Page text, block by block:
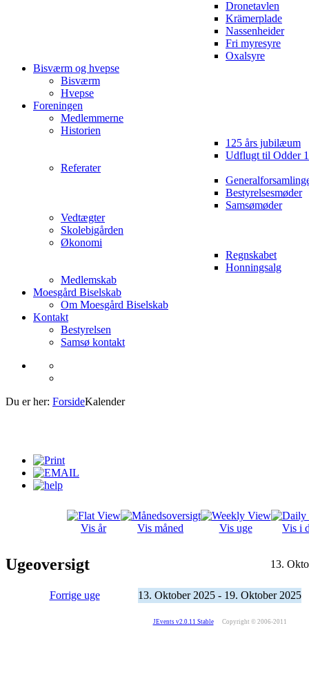
Dronetavlen
Krämerplade
Nassenheider
Fri myresyre
Oxalsyre
Bisværm og hvepse
Bisværm
Hvepse
Foreningen
Medlemmerne
Historien
125 års jubilæum
Udflugt til Odder
Referater
Bestyrelsesmøder
Samsømøder
Vedtægter
Skolebigården
Økonomi
Regnskabet
Honningsalg
Medlemskab
Moesgård Biselskab
Om Moesgård Biselskab
Kontakt
Bestyrelsen
Samsø kontakt
Du er her: ForsideKalender
Vis år Vis måned Vis uge Vis i
Ugeoversigt 13.
Forrige uge 13. Oktober 2025 - 19. Oktober 2025
JEvents v2.0.11 Stable Copyright © 2006-2011